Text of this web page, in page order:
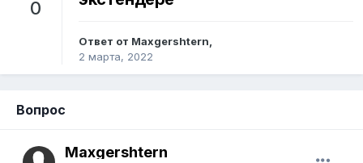
0
Ответ от Maxgershtern,
2 марта, 2022
Вопрос
Maxgershtern